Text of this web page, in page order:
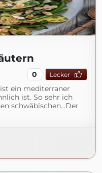
0 Lecker
ein mediterraner
ist. So sehr ich
schwäbischen...Der